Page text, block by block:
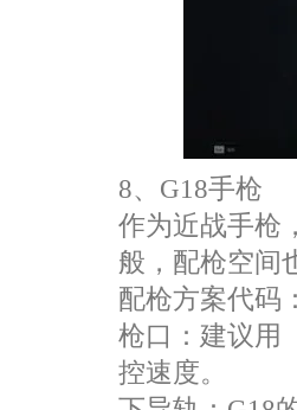
8、G18手枪
作为近战手枪
般，配枪空间
配枪方案代码
枪口：建议用
控速度。